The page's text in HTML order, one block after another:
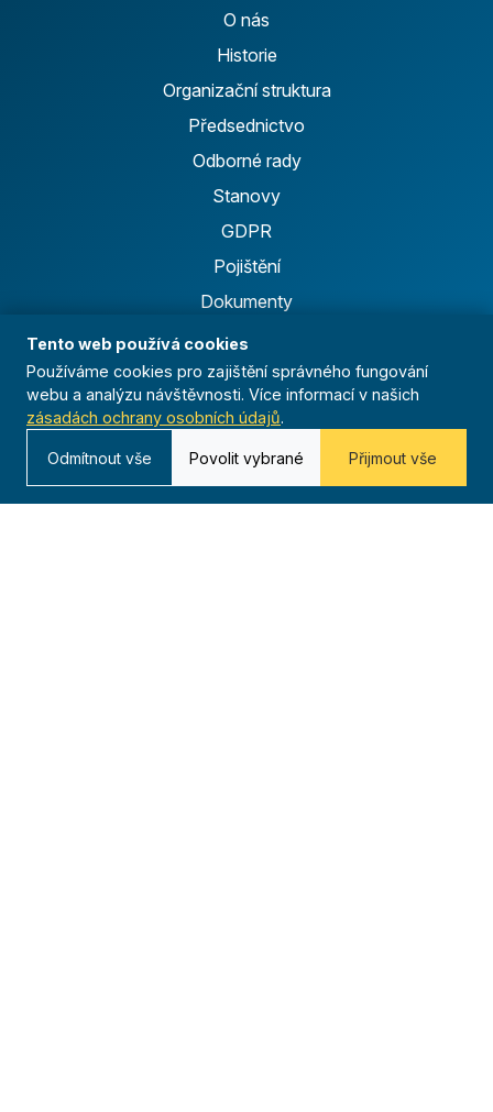
O nás
Historie
Organizační struktura
Předsednictvo
Odborné rady
Stanovy
GDPR
Pojištění
Dokumenty
Logo manuál
Projekty
Tento web používá cookies
Používáme cookies pro zajištění správného fungování
webu a analýzu návštěvnosti. Více informací v našich
zásadách ochrany osobních údajů.
Odmítnout vše Povolit vybrané Přijmout vše